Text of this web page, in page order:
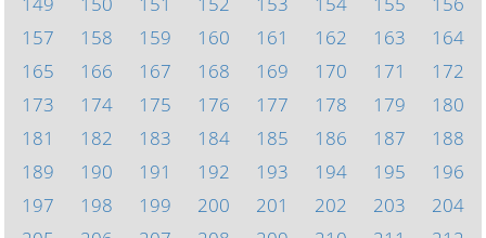
157
158 159 160 161 162 163
164
165
166 167 168 169 170 171
172
173
174 175 176 177 178 179
180
181
182 183 184 185 186 187
188
189
190 191 192 193 194 195
196
197
198 199 200 201 202 203
204